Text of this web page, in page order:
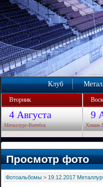
Клуб
Вторник
4 Августа 9
Металлург-Витебск Химик-
Просмотр фото
Фотоальбомы > 19.12.2017